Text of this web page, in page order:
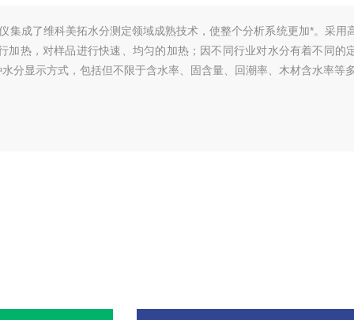
集成了维科美拓水分测定领域成熟技术，使整个分析系统更加*。采用
加热，对样品进行快速、均匀的加热；因不同行业对水分有着不同的
分显示方式，包括但不限于含水率、固含量、回潮率、木材含水率等